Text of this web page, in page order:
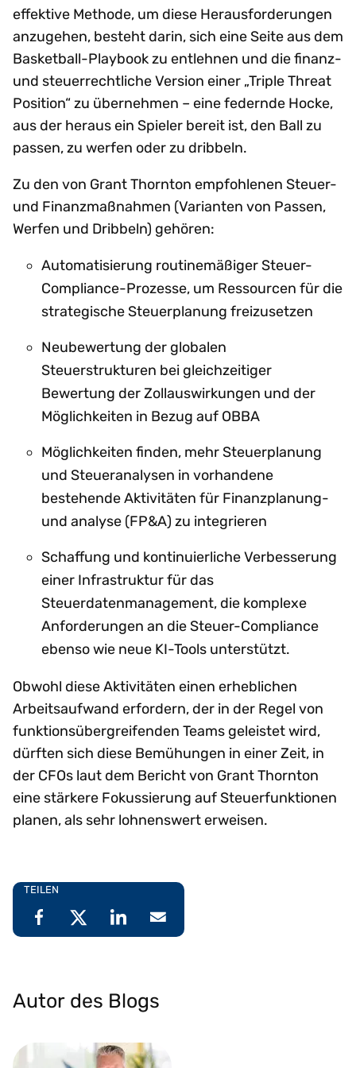
effektive Methode, um diese Herausforderungen
anzugehen, besteht darin, sich eine Seite aus dem
Basketball-Playbook zu entlehnen und die finanz-
und steuerrechtliche Version einer „Triple Threat
Position“ zu übernehmen – eine federnde Hocke,
aus der heraus ein Spieler bereit ist, den Ball zu
passen, zu werfen oder zu dribbeln.
Zu den von Grant Thornton empfohlenen Steuer-
und Finanzmaßnahmen (Varianten von Passen,
Werfen und Dribbeln) gehören:
Automatisierung routinemäßiger Steuer-
Compliance-Prozesse, um Ressourcen für die
strategische Steuerplanung freizusetzen
Neubewertung der globalen
Steuerstrukturen bei gleichzeitiger
Bewertung der Zollauswirkungen und der
Möglichkeiten in Bezug auf OBBA
Möglichkeiten finden, mehr Steuerplanung
und Steueranalysen in vorhandene
bestehende Aktivitäten für Finanzplanung-
und analyse (FP&A) zu integrieren
Schaffung und kontinuierliche Verbesserung
einer Infrastruktur für das
Steuerdatenmanagement, die komplexe
Anforderungen an die Steuer-Compliance
ebenso wie neue KI-Tools unterstützt.
Obwohl diese Aktivitäten einen erheblichen
Arbeitsaufwand erfordern, der in der Regel von
funktionsübergreifenden Teams geleistet wird,
dürften sich diese Bemühungen in einer Zeit, in
der CFOs laut dem Bericht von Grant Thornton
eine stärkere Fokussierung auf Steuerfunktionen
planen, als sehr lohnenswert erweisen.
TEILEN
Autor des Blogs